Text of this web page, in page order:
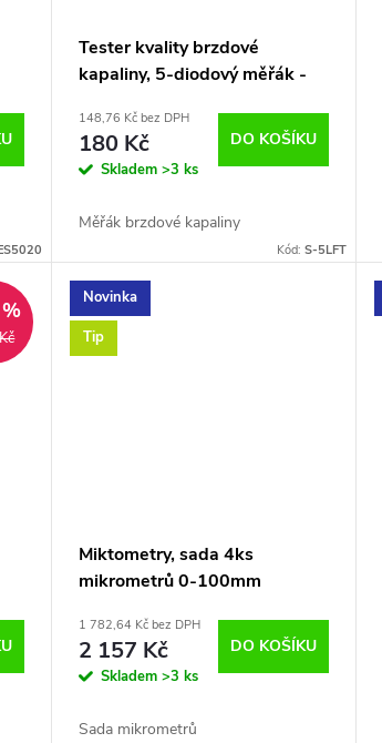
Tester kvality brzdové
kapaliny, 5-diodový měřák -
148,76 Kč bez DPH
180 Kč
Skladem>3 ks
DO KOŠÍKU
Měřák brzdové kapaliny
Kód: S-5LFT
Novinka
Tip
Miktometry, sada 4ks
mikrometrů 0-100mm
1 782,64 Kč bez DPH
2 157 Kč
Skladem>3 ks
DO KOŠÍKU
Sada mikrometrů